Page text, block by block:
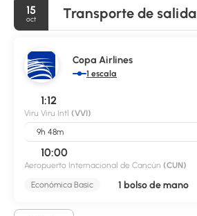
15
oct Transporte de salida
Copa Airlines
1 escala
1:12
Viru Viru Intl (VVI)
9h 48m
10:00
Aeropuerto Internacional de Cancún (CUN)
Económica Basic
1 bolso de mano